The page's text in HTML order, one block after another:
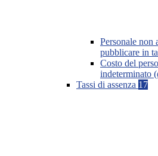
Personale non
pubblicare in
Costo del
indeterminato
Tassi di assenza 17